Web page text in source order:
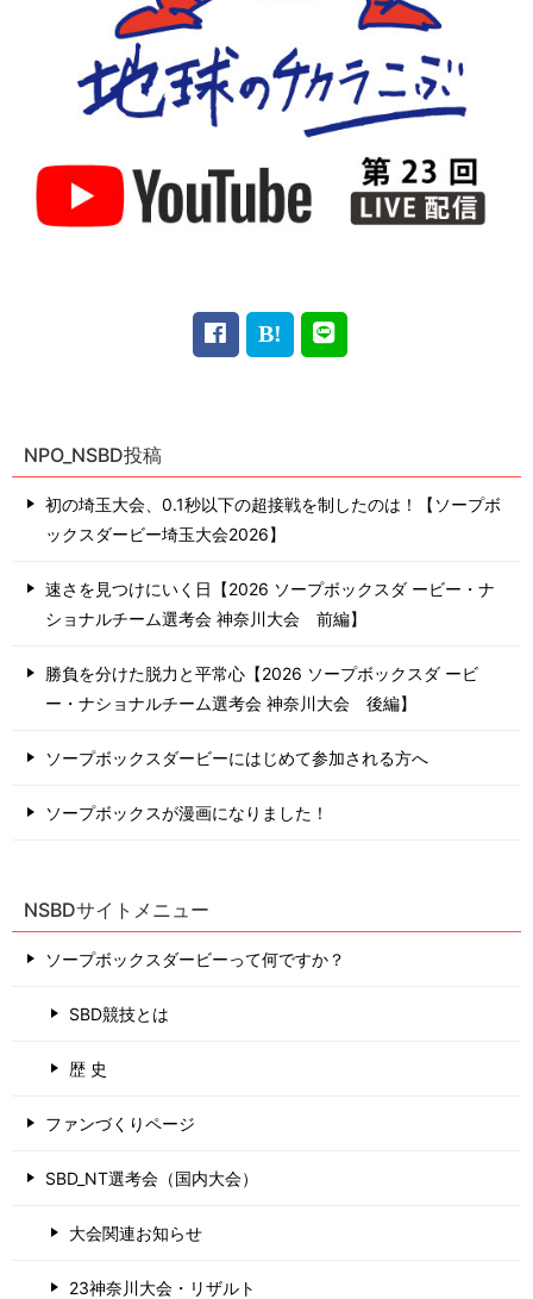
NPO_NSBD投稿
初の埼玉大会、0.1秒以下の超接戦を制したのは！【ソープボ
ックスダービー埼玉大会2026】
速さを見つけにいく日【2026 ソープボックスダ ービー・ナ
ショナルチーム選考会 神奈川⼤会 前編】
勝負を分けた脱力と平常心【2026 ソープボックスダ ービ
ー・ナショナルチーム選考会 神奈川⼤会 後編】
ソープボックスダービーにはじめて参加される方へ
ソープボックスが漫画になりました！
NSBDサイトメニュー
ソープボックスダービーって何ですか？
SBD競技とは
歴 史
ファンづくりページ
SBD_NT選考会（国内大会）
大会関連お知らせ
23神奈川大会・リザルト